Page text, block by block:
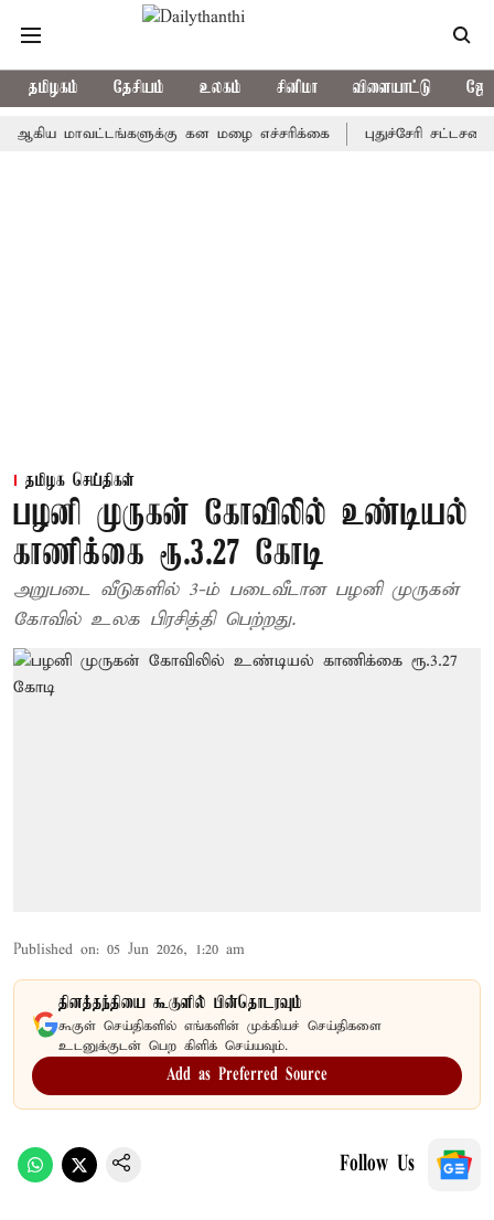
தமிழகம் தேசியம் உலகம் சினிமா விளையாட்டு
மாவட்டங்களுக்கு கன மழை எச்சரிக்கை புதுச்சேரி சட்டசபையில்
தமிழக செய்திகள்
பழனி முருகன் கோவிலில் உண்டியல்
காணிக்கை ரூ.3.27 கோடி
அறுபடை வீடுகளில் 3-ம் படைவீடான பழனி முருகன்
கோவில் உலக பிரசித்தி பெற்றது.
Published on: 05 Jun 2026, 1:20 am
தினத்தந்தியை கூகுளில் பின்தொடரவும்
கூகுள் செய்திகளில் எங்களின் முக்கியச் செய்திகளை
உடனுக்குடன் பெற கிளிக் செய்யவும்.
Add as Preferred Source
Follow Us